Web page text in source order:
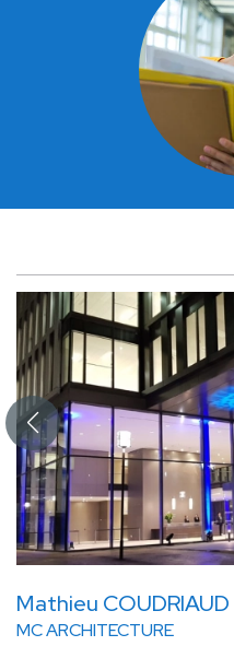
Mathieu COUDRIAUD
MC ARCHITECTURE